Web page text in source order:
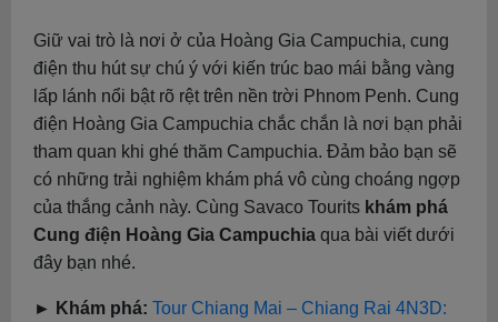
Giữ vai trò là nơi ở của Hoàng Gia Campuchia, cung
điện thu hút sự chú ý với kiến trúc bao mái bằng vàng
lấp lánh nổi bật rõ rệt trên nền trời Phnom Penh. Cung
điện Hoàng Gia Campuchia chắc chắn là nơi bạn phải
tham quan khi ghé thăm Campuchia. Đảm bảo bạn sẽ
có những trải nghiệm khám phá vô cùng choáng ngợp
của thắng cảnh này. Cùng Savaco Tourits khám phá
Cung điện Hoàng Gia Campuchia qua bài viết dưới
đây bạn nhé.
► Khám phá: Tour Chiang Mai – Chiang Rai 4N3D: